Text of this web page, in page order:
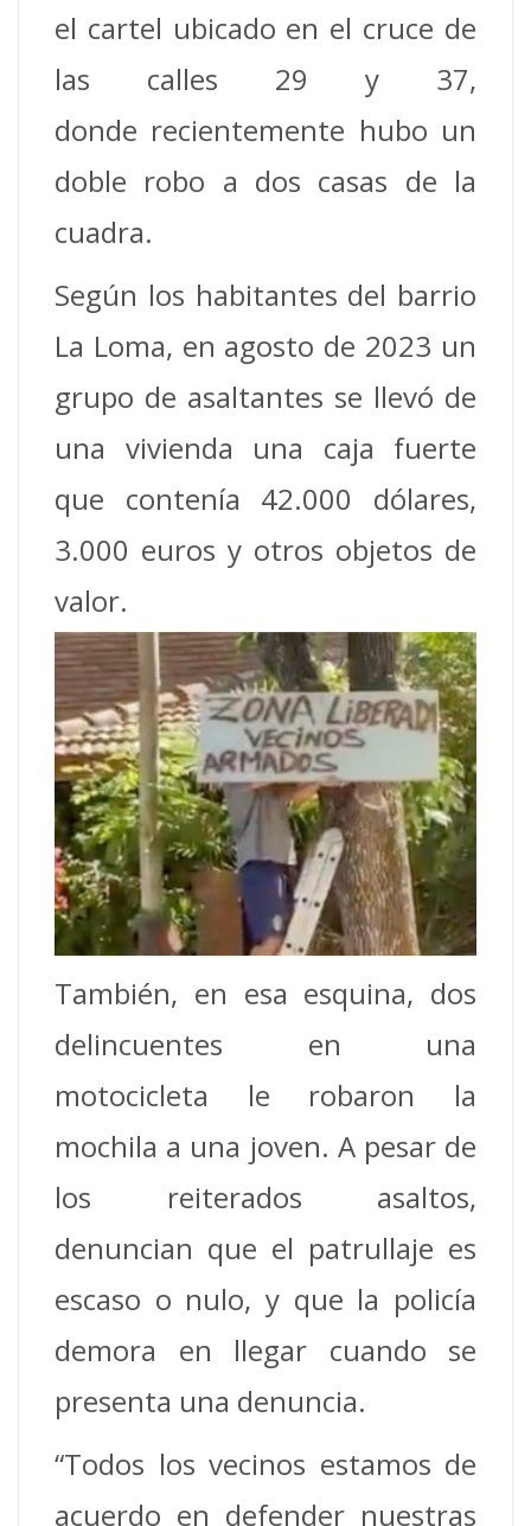
el cartel ubicado en el cruce de
las calles 29 y 37,
donde recientemente hubo un
doble robo a dos casas de la
cuadra.
Según los habitantes del barrio
La Loma, en agosto de 2023 un
grupo de asaltantes se llevó de
una vivienda una caja fuerte
que contenía 42.000 dólares,
3.000 euros y otros objetos de
valor.
También, en esa esquina, dos
delincuentes en una
motocicleta le robaron la
mochila a una joven. A pesar de
los reiterados asaltos,
denuncian que el patrullaje es
escaso o nulo, y que la policía
demora en llegar cuando se
presenta una denuncia.
“Todos los vecinos estamos de
acuerdo en defender nuestras